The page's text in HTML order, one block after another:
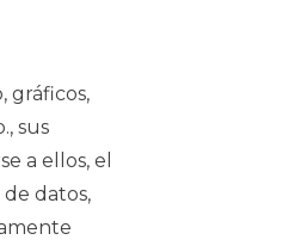
gráficos,
sus
a ellos, el
datos,